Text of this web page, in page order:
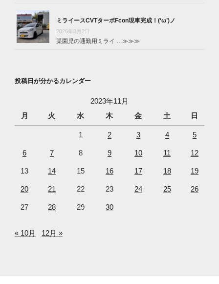
ミライースCVTターボFcon現車完成！(‘ω’)ノ
2026年8月2日
某園児の通勤用ミライ … ≫≫≫
投稿日が分かるカレンダー
2023年11月
月
火 水 木 金 土 日
1 2 3 4 5
6 7 8 9 10 11 12
13 14 15 16 17 18 19
20 21 22 23 24 25 26
27 28 29 30
« 10月 12月 »